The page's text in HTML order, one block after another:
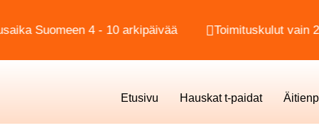
4 - 10 arkipäivää Toimituskulut vain 2,90€
Etusivu Hauskat t-paidat